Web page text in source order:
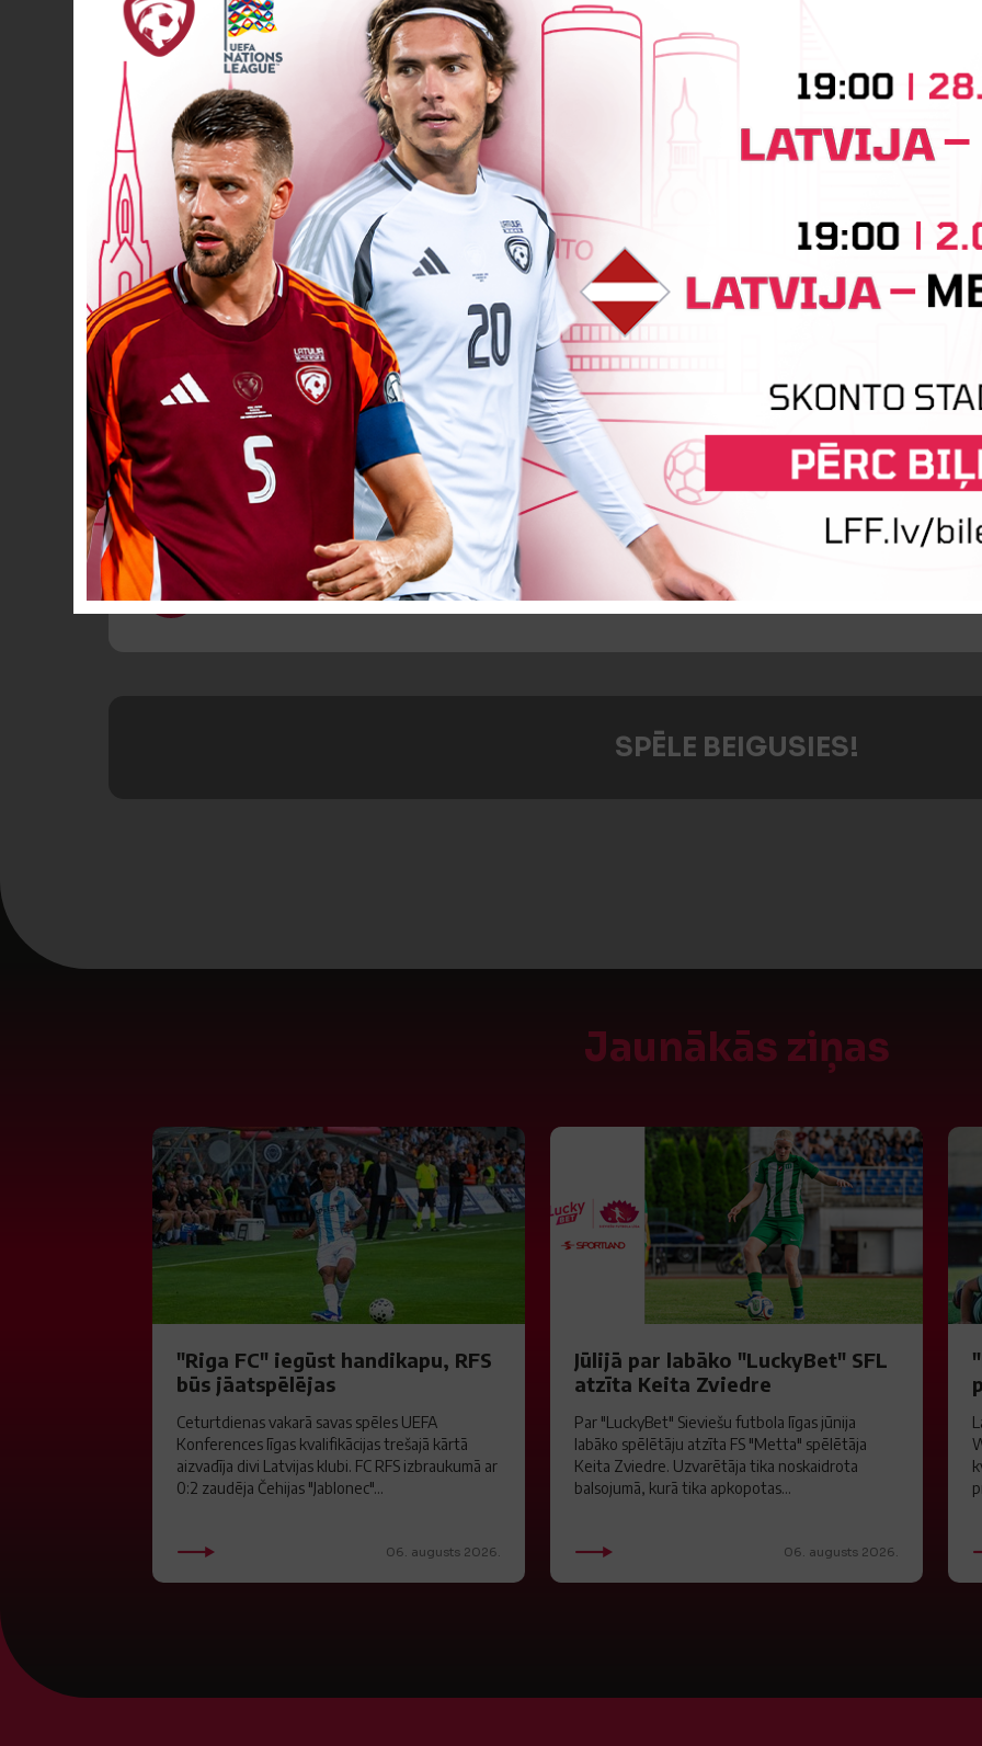
Spēlētāja maiņa Andis Dombrovskis
89’ VĀĀĀĀRTI! 1:0 Vārtus guva Ronalds Princs
Spēlētāja maiņa Antons Ščelkuns
90’ Spēlētāja maiņa Mihails Ņikiforovs
SPĒLE BEIGUSIES!
Jaunākās ziņas
"Riga FC" iegūst handikapu, RFS
būs jāatspēlējas
Ceturtdienas vakarā savas spēles UEFA
Konferences līgas kvalifikācijas trešajā kārtā
aizvadīja divi Latvijas klubi. FC RFS izbraukumā ar
0:2 zaudēja Čehijas "Jablonec"...
06. augusts 2026.
Jūlijā par labāko "LuckyBet" SFL
atzīta Keita Zviedre
Par "LuckyBet" Sieviešu futbola līgas jūnija
labāko spēlētāju atzīta FS "Metta" spēlētāja
Keita Zviedre. Uzvarētāja tika noskaidrota
balsojumā, kurā tika apkopotas...
06. augusts 2026.